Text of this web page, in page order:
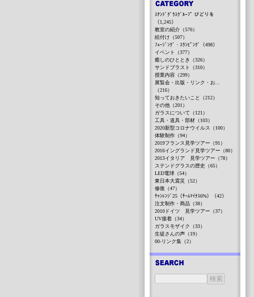
ｽﾃﾝﾄﾞｸﾞﾗｽｸﾞﾙｰﾌﾟ びどりを
（1,245）
教室の紹介（576）
絵付け（507）
ﾌｭｰｼﾞﾝｸﾞ・ｽﾗﾝﾋﾟﾝｸﾞ（498）
イベント（377）
癒しのひととき（326）
サンドブラスト（310）
授業内容（299）
展覧会・出版・リンク・お...
（216）
知っておきたいこと（212）
その他（201）
ガラスについて（121）
工具・道具・部材（103）
2020新型コロナウイルス（100）
体験制作（94）
2019フランス見学ツアー（91）
2016イングランド見学ツアー（80）
2013イタリア 見学ツアー（78）
ステンドグラスの歴史（65）
LED電球（54）
東日本大震災（52）
修復（47）
ﾁｬﾝﾚﾝｼﾞ25（ﾁｰﾑﾏｲﾅｽ6%）（42）
注文制作・商品（38）
2010ドイツ 見学ツアー（37）
UV接着（34）
ガラスモザイク（33）
生徒さんの声（19）
00-リンク集（2）